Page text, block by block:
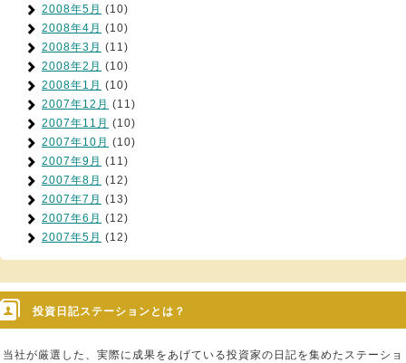
2008年5月 (10)
2008年4月 (10)
2008年3月 (11)
2008年2月 (10)
2008年1月 (10)
2007年12月 (11)
2007年11月 (10)
2007年10月 (10)
2007年9月 (11)
2007年8月 (12)
2007年7月 (13)
2007年6月 (12)
2007年5月 (12)
投資日記ステーションとは？
当社が厳選した、実際に成果をあげている投資家の日記を集めたステーショ